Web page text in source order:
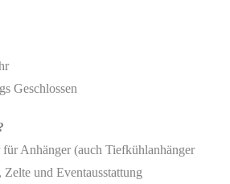
Geschlossen
Anhänger (auch Tiefkühlanhänger
Zelte und Eventausstattung